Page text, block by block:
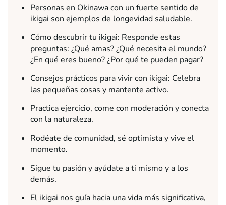
Personas en Okinawa con un fuerte sentido de
ikigai son ejemplos de longevidad saludable.
Cómo descubrir tu ikigai: Responde estas
preguntas: ¿Qué amas? ¿Qué necesita el mundo?
¿En qué eres bueno? ¿Por qué te pueden pagar?
Consejos prácticos para vivir con ikigai: Celebra
las pequeñas cosas y mantente activo.
Practica ejercicio, come con moderación y conecta
con la naturaleza.
Rodéate de comunidad, sé optimista y vive el
momento.
Sigue tu pasión y ayúdate a ti mismo y a los
demás.
El ikigai nos guía hacia una vida más significativa,